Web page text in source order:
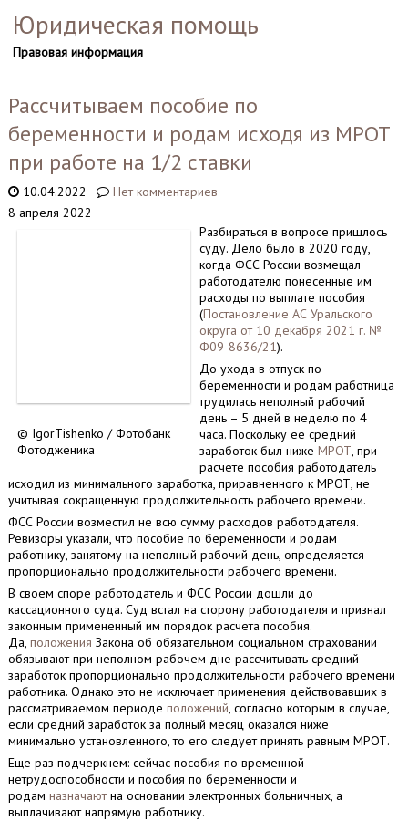
Юридическая помощь
Правовая информация
Рассчитываем пособие по
беременности и родам исходя из МРОТ
при работе на 1/2 ставки
10.04.2022
Нет комментариев
8 апреля 2022
© IgorTishenko / Фотобанк
Фотодженика
Разбираться в вопросе пришлось
суду. Дело было в 2020 году,
когда ФСС России возмещал
работодателю понесенные им
расходы по выплате пособия
(Постановление АС Уральского
округа от 10 декабря 2021 г. №
Ф09-8636/21).
До ухода в отпуск по
беременности и родам работница
трудилась неполный рабочий
день – 5 дней в неделю по 4
часа. Поскольку ее средний
заработок был ниже МРОТ, при
расчете пособия работодатель
исходил из минимального заработка, приравненного к МРОТ, не
учитывая сокращенную продолжительность рабочего времени.
ФСС России возместил не всю сумму расходов работодателя.
Ревизоры указали, что пособие по беременности и родам
работнику, занятому на неполный рабочий день, определяется
пропорционально продолжительности рабочего времени.
В своем споре работодатель и ФСС России дошли до
кассационного суда. Суд встал на сторону работодателя и признал
законным примененный им порядок расчета пособия.
Да, положения Закона об обязательном социальном страховании
обязывают при неполном рабочем дне рассчитывать средний
заработок пропорционально продолжительности рабочего времени
работника. Однако это не исключает применения действовавших в
рассматриваемом периоде положений, согласно которым в случае,
если средний заработок за полный месяц оказался ниже
минимально установленного, то его следует принять равным МРОТ.
Еще раз подчеркнем: сейчас пособия по временной
нетрудоспособности и пособия по беременности и
родам назначаютна основании электронных больничных, а
выплачивают напрямую работнику.